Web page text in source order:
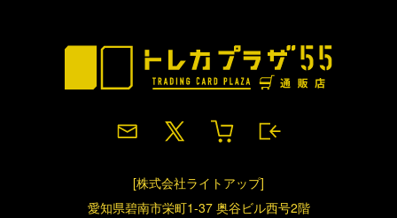
[株式会社ライトアップ]
愛知県碧南市栄町1-37 奥谷ビル西号2階